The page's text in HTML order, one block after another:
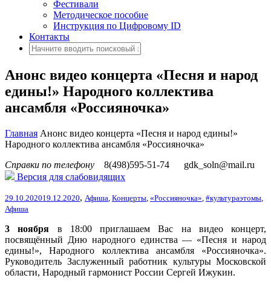
Фестивали
Методическое пособие
Инструкция по Цифровому ID
Контакты
Анонс видео концерта «Песня и народ
едины!» Народного коллектива
ансамбля «Россияночка»
Главная Анонс видео концерта «Песня и народ едины!»
Народного коллектива ансамбля «Россияночка»
Справки по телефону
8(498)595-51-74
gdk_soln@mail.ru
Версия для слабовидящих
29.10.202019.12.2020, Афиша Концерты «Россияночка» #культураэтомы
Афиша
3 ноября в 18:00 приглашаем Вас на видео концерт,
посвящённый Дню народного единства — «Песня и народ
едины!», Народного коллектива ансамбля «Россияночка».
Руководитель Заслуженный работник культуры Московской
области, Народный гармонист России Сергей Ижукин.